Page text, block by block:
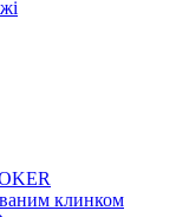
клинком